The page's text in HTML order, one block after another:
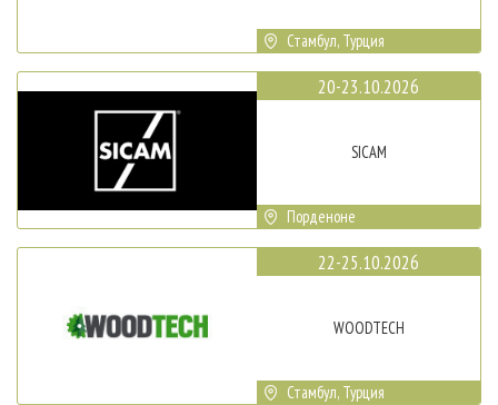
Стамбул, Турция
20-23.10.2026
SICAM
Порденоне
22-25.10.2026
WOODTECH
Стамбул, Турция